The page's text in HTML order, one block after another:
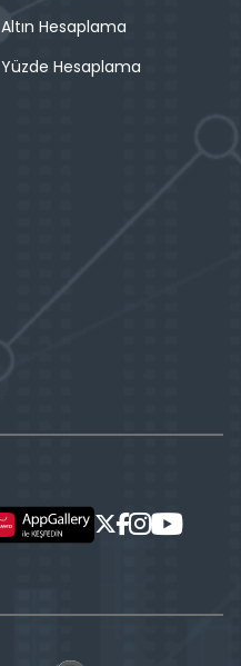
Altın Hesaplama
Yüzde Hesaplama